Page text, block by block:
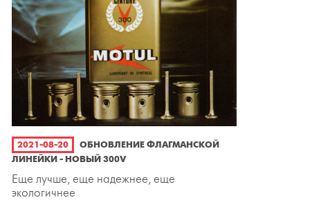
2021-08-20
ОБНОВЛЕНИЕ ФЛАГМАНСКОЙ
ЛИНЕЙКИ - НОВЫЙ 300V
Еще лучше, еще надежнее, еще
экологичнее